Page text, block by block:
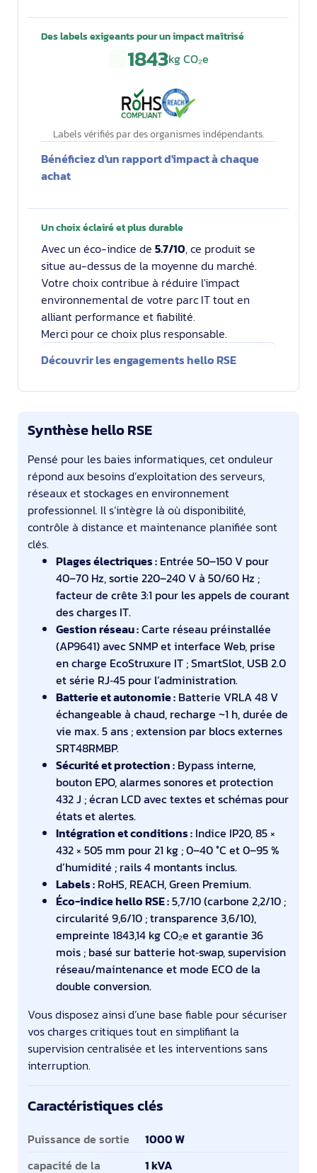
Des labels exigeants pour un impact maîtrisé
1843kg CO₂e
Labels vérifiés par des organismes indépendants.
Bénéficiez d'un rapport d'impact à chaque
achat
Un choix éclairé et plus durable
Avec un éco-indice de 5.7/10, ce produit se
situe au-dessus de la moyenne du marché.
Votre choix contribue à réduire l'impact
environnemental de votre parc IT tout en
alliant performance et fiabilité.
Merci pour ce choix plus responsable.
Découvrir les engagements hello RSE
Synthèse hello RSE
Pensé pour les baies informatiques, cet onduleur
répond aux besoins d’exploitation des serveurs,
réseaux et stockages en environnement
professionnel. Il s’intègre là où disponibilité,
contrôle à distance et maintenance planifiée sont
clés.
Plages électriques : Entrée 50–150 V pour
40–70 Hz, sortie 220–240 V à 50/60 Hz ;
facteur de crête 3:1 pour les appels de courant
des charges IT.
Gestion réseau :Carte réseau préinstallée
(AP9641) avec SNMP et interface Web, prise
en charge EcoStruxure IT ; SmartSlot, USB 2.0
et série RJ‑45 pour l’administration.
Batterie et autonomie : Batterie VRLA 48 V
échangeable à chaud, recharge ~1 h, durée de
vie max. 5 ans ; extension par blocs externes
SRT48RMBP.
Sécurité et protection : Bypass interne,
bouton EPO, alarmes sonores et protection
432 J ; écran LCD avec textes et schémas pour
états et alertes.
Intégration et conditions : Indice IP20, 85 ×
432 × 505 mm pour 21 kg ; 0–40 °C et 0–95 %
d’humidité ; rails 4 montants inclus.
Labels : RoHS, REACH, Green Premium.
Éco-indice hello RSE :5,7/10 (carbone 2,2/10 ;
circularité 9,6/10 ; transparence 3,6/10),
empreinte 1843,14 kg CO₂e et garantie 36
mois ; basé sur batterie hot‑swap, supervision
réseau/maintenance et mode ECO de la
double conversion.
Vous disposez ainsi d’une base fiable pour sécuriser
vos charges critiques tout en simplifiant la
supervision centralisée et les interventions sans
interruption.
Caractéristiques clés
Caractéristiques clés
Puissance de sortie
1000 W
capacité de la
1 kVA